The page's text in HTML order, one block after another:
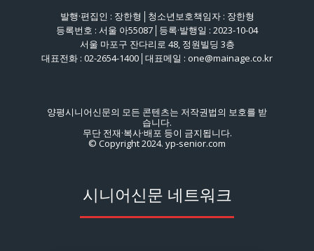
발행·편집인 : 장한형│청소년보호책임자 : 장한형
등록번호 : 서울 아55087│등록·발행일 : 2023-10-04
서울 마포구 잔다리로 48, 정원빌딩 3층
대표전화 : 02-2654-1400│대표메일 : one@mainage.co.kr
양평시니어신문의 모든 콘텐츠는 저작권법의 보호를 받
습니다.
무단 전재·복사·배포 등이 금지됩니다.
© Copyright 2024. yp-senior.com
시니어신문 네트워크